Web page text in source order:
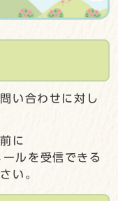
い合わせに対し
に
ルを受信できる
い。